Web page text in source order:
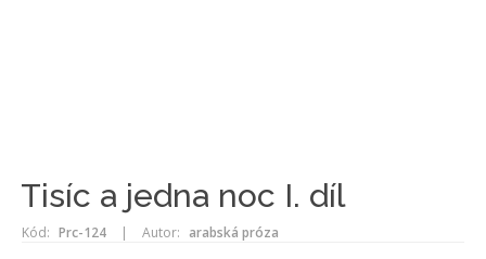
Tisíc a jedna noc I. díl
Kód: Prc-124 | Autor: arabská próza